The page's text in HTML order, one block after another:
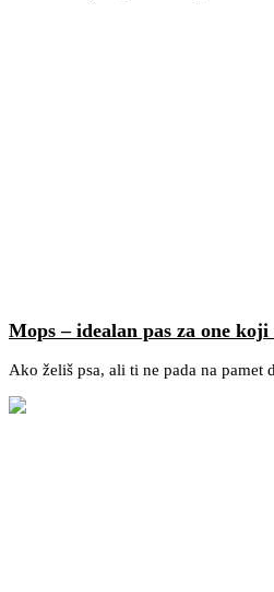
Mops – idealan pas za one koji
Ako želiš psa, ali ti ne pada na pamet